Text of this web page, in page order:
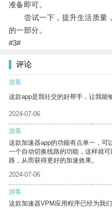
准备即可。
尝试一下，提升生活质量
的一部分。
#3#
评论
游客
这款app是我社交的好帮手，让我能
2024-07-06
游客
这款加速器app的功能有点单一，可
一个自动切换线路的功能，这样就
路，从而获得更好的加速效果。
2024-07-06
游客
这款加速器VPM应用程序已经为我